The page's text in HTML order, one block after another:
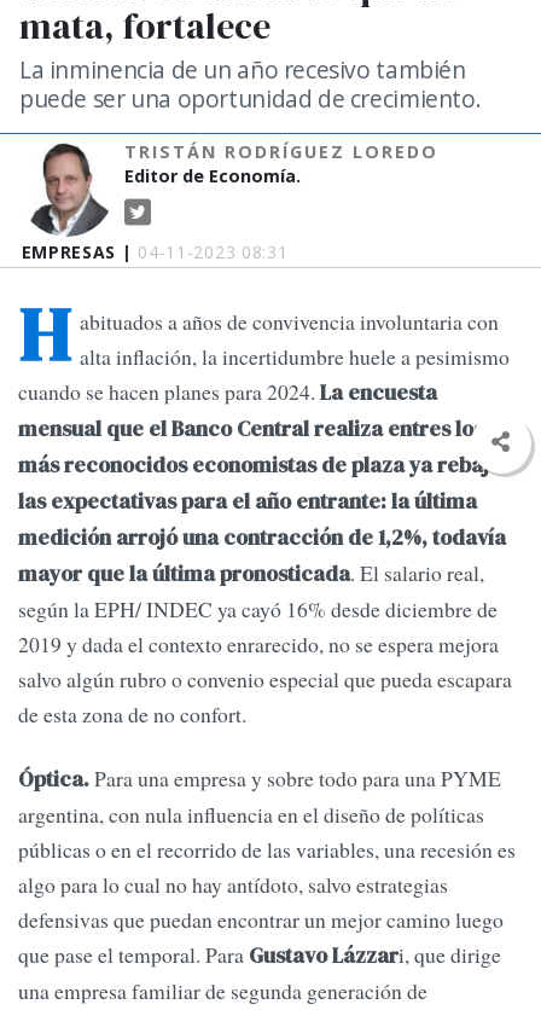
EMPRESAS | 04-11-2023 08:31
mata, fortalece
La inminencia de un año recesivo también
puede ser una oportunidad de crecimiento.
TRISTÁN RODRÍGUEZ LOREDO
Editor de Economía.
H abituados a años de convivencia involuntaria con
alta inflación, la incertidumbre huele a pesimismo
cuando se hacen planes para 2024. La encuesta
mensual que el Banco Central realiza entres los
más reconocidos economistas de plaza ya rebajó
las expectativas para el año entrante: la última
medición arrojó una contracción de 1,2%, todavía
mayor que la última pronosticada. El salario real,
según la EPH/ INDEC ya cayó 16% desde diciembre de
2019 y dada el contexto enrarecido, no se espera mejora
salvo algún rubro o convenio especial que pueda escapara
de esta zona de no confort.
Óptica.Para una empresa y sobre todo para una PYME
argentina, con nula influencia en el diseño de políticas
públicas o en el recorrido de las variables, una recesión es
algo para lo cual no hay antídoto, salvo estrategias
defensivas que puedan encontrar un mejor camino luego
que pase el temporal. Para Gustavo Lázzari, que dirige
una empresa familiar de segunda generación de